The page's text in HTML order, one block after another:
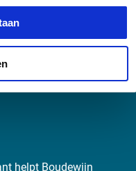
helpt Boudewijn